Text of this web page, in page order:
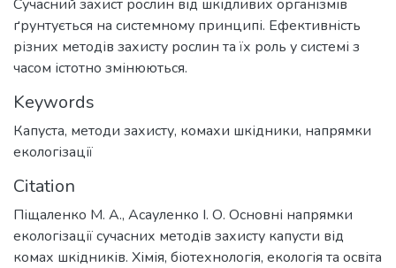
Сучасний захист рослин від шкідливих організмів
ґрунтується на системному принципі. Ефективність
різних методів захисту рослин та їх роль у системі з
часом істотно змінюються.
Keywords
Капуста, методи захисту, комахи шкідники, напрямки
екологізації
Citation
Піщаленко М. А., Асауленко І. О. Основні напрямки
екологізації сучасних методів захисту капусти від
комах шкідників. Хімія, біотехнологія, екологія та освіта